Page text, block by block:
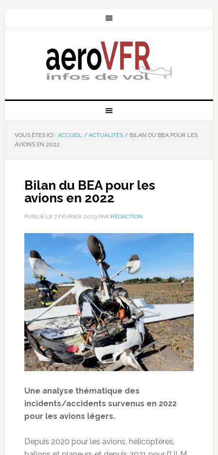
VOUS ÊTES ICI : ACCUEIL / ACTUALITÉS /BILAN DU BEA POUR LES
AVIONS EN 2022
Bilan du BEA pour les
avions en 2022
PUBLIÉ LE 7 FÉVRIER 2023PAR RÉDACTION
Une analyse thématique des
incidents/accidents survenus en 2022
pour les avions légers.
Depuis 2020 pour les avions, hélicoptères,